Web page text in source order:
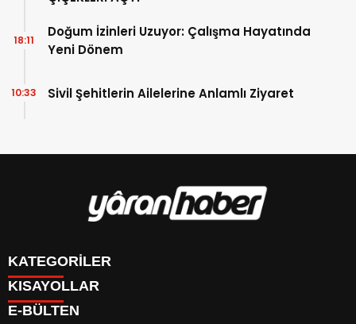
Doğum İzinleri Uzuyor: Çalışma Hayatında
Yeni Dönem
18:11
Sivil Şehitlerin Ailelerine Anlamlı Ziyaret
10:33
KATEGORİLER
Manşet
Gündem
KISAYOLLAR
E-BÜLTEN